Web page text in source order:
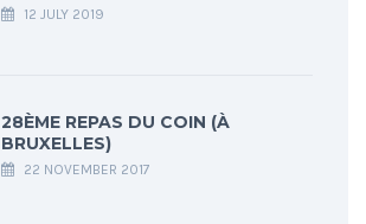
12 JULY 2019
28ÈME REPAS DU COIN (À
BRUXELLES)
22 NOVEMBER 2017